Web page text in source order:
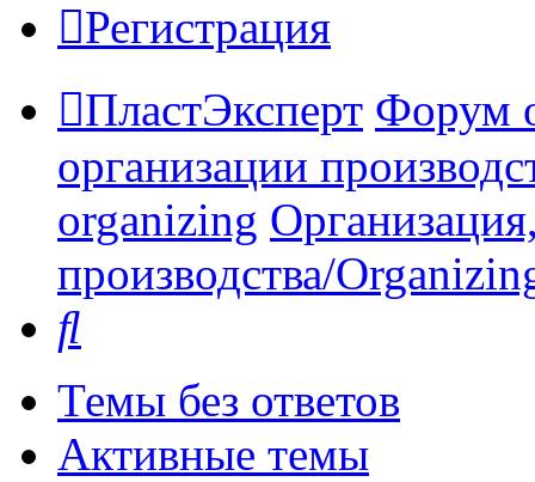
Регистрация
ПластЭксперт Форум
организации
organizing
производства/
Темы без ответов
Активные темы